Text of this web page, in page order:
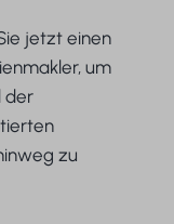
jetzt einen
um
der
zu